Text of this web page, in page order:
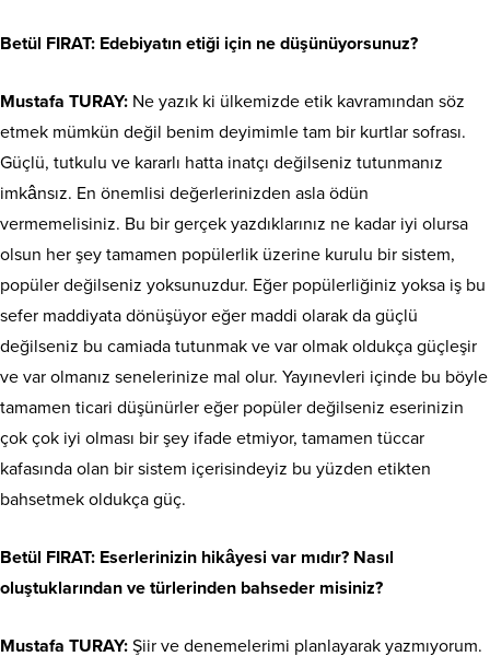
Betül FIRAT: Edebiyatın etiği için ne düşünüyorsunuz?
Mustafa TURAY: Ne yazık ki ülkemizde etik kavramından söz
etmek mümkün değil benim deyimimle tam bir kurtlar sofrası.
Güçlü, tutkulu ve kararlı hatta inatçı değilseniz tutunmanız
imkânsız. En önemlisi değerlerinizden asla ödün
vermemelisiniz. Bu bir gerçek yazdıklarınız ne kadar iyi olursa
olsun her şey tamamen popülerlik üzerine kurulu bir sistem,
popüler değilseniz yoksunuzdur. Eğer popülerliğiniz yoksa iş bu
sefer maddiyata dönüşüyor eğer maddi olarak da güçlü
değilseniz bu camiada tutunmak ve var olmak oldukça güçleşir
ve var olmanız senelerinize mal olur. Yayınevleri içinde bu böyle
tamamen ticari düşünürler eğer popüler değilseniz eserinizin
çok çok iyi olması bir şey ifade etmiyor, tamamen tüccar
kafasında olan bir sistem içerisindeyiz bu yüzden etikten
bahsetmek oldukça güç.
Betül FIRAT: Eserlerinizin hikâyesi var mıdır? Nasıl
oluştuklarından ve türlerinden bahseder misiniz?
Mustafa TURAY: Şiir ve denemelerimi planlayarak yazmıyorum.